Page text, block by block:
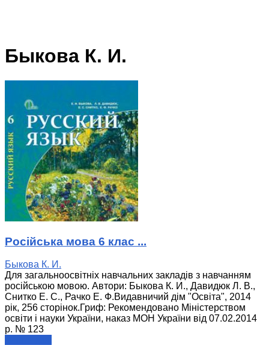
Быкова К. И.
Російська мова 6 клас ...
Быкова К. И.
Для загальноосвітніх навчальних закладів з навчанням
російською мовою. Автори: Быкова К. И., Давидюк Л. В.,
Снитко Е. С., Рачко Е. Ф.Видавничий дім "Освіта", 2014
рік, 256 сторінок.Гриф: Рекомендовано Міністерством
освіти і науки України, наказ МОН України від 07.02.2014
р. № 123